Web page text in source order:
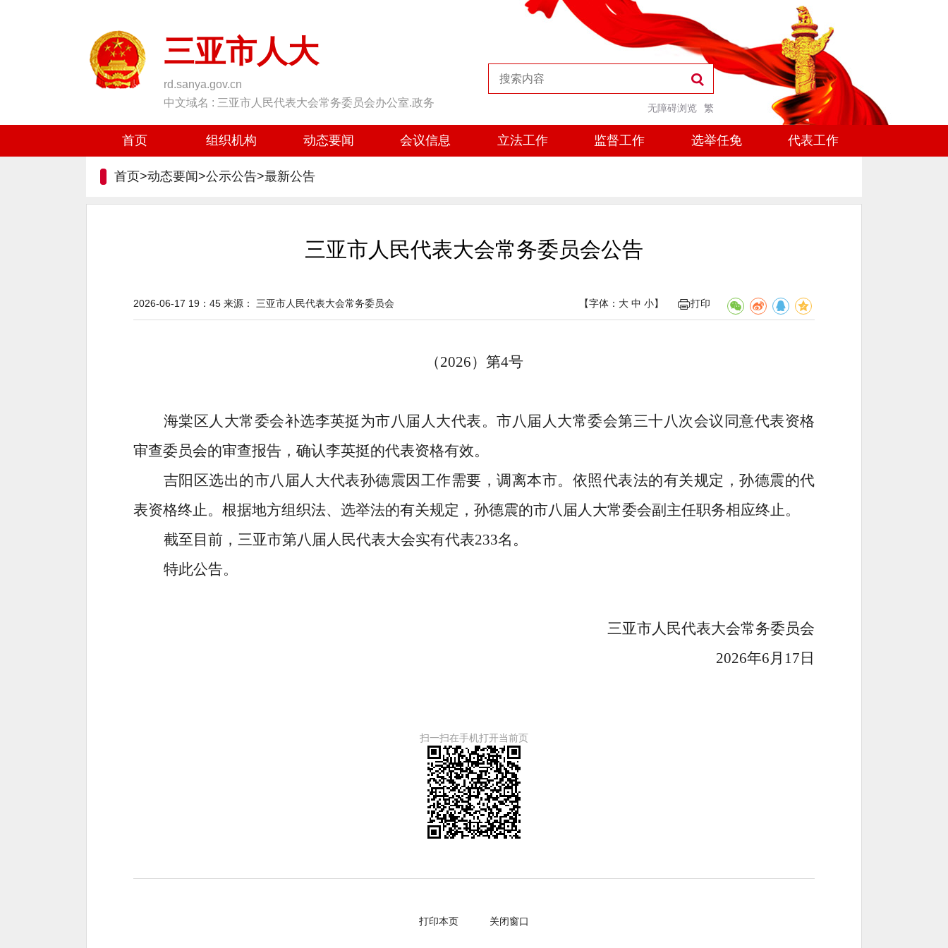
三亚市人大
rd.sanya.gov.cn
中文域名 : 三亚市人民代表大会常务委员会办公室.政务
繁
无障碍浏览
首页 组织机构 动态要闻 会议信息 立法工作 监督工作 选举任免 代表工作
首页>动态要闻>公示公告>最新公告
三亚市人民代表大会常务委员会公告
【字体： 大 中 小】 打印
2026-06-17 19：45 来源： 三亚市人民代表大会常务委员会
（2026）第4号
海棠区人大常委会补选李英挺为市八届人大代表。市八届人大常委会第三十八次会议同意代表资格
审查委员会的审查报告，确认李英挺的代表资格有效。
吉阳区选出的市八届人大代表孙德震因工作需要，调离本市。依照代表法的有关规定，孙德震的代
表资格终止。根据地方组织法、选举法的有关规定，孙德震的市八届人大常委会副主任职务相应终止。
截至目前，三亚市第八届人民代表大会实有代表233名。
特此公告。
三亚市人民代表大会常务委员会
2026年6月17日
扫一扫在手机打开当前页
打印本页 关闭窗口